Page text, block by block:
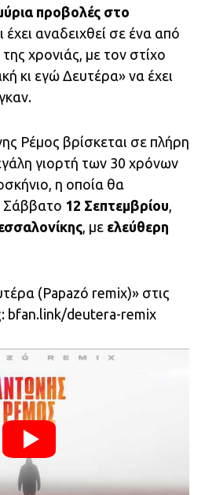
προβολές στο
έχει αναδειχθεί σε ένα από
χρονιάς, με τον στίχο
κι εγώ Δευτέρα» να έχει
Ρέμος βρίσκεται σε πλήρη
γιορτή των 30 χρόνων
η οποία θα
Σάββατο 12 Σεπτεμβρίου,
, με ελεύθερη
(Papazó remix)» στις
bfan.link/deutera-remix